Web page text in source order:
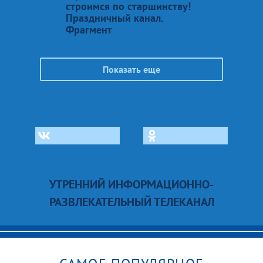
строимся по старшинству!
Праздничный канал.
Фрагмент
Показать еще
УТРЕННИЙ ИНФОРМАЦИОННО-
РАЗВЛЕКАТЕЛЬНЫЙ ТЕЛЕКАНАЛ